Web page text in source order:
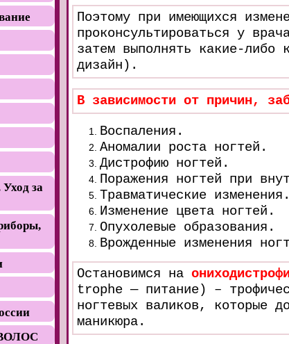
за
Поэтому при имеющихся
проконсультироваться у
затем выполнять какие-либо
дизайн).
В зависимости от причин,
Воспаления.
Аномалии роста ногтей.
Дистрофию ногтей.
Поражения ногтей при
Травматические изменения.
Изменение цвета ногтей.
Опухолевые образования.
Врожденные изменения
Остановимся на
trophe — питание) –
ногтевых валиков, которые
маникюра.